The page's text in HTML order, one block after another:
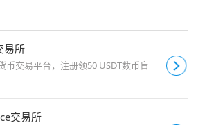
易所
币交易平台，注册领50 USDT数币盲
交易所